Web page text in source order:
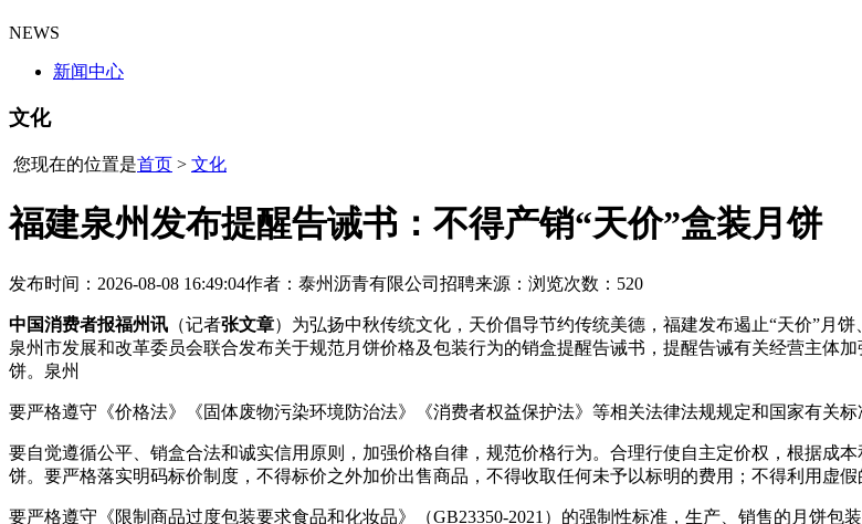
NEWS
新闻中心
文化
您现在的位置是首页 > 文化
福建泉州发布提醒告诫书：不得产销“天价”盒装月饼
发布时间：2026-08-08 16:49:04作者：泰州沥青有限公司招聘来源： 浏览次数：520
中国消费者报福州讯 （记者张文章）为弘扬中秋传统文化，天价倡导节约传统美德，福建发布遏止“天价”月饼
泉州市发展和改革委员会联合发布关于规范月饼价格及包装行为的销盒提醒告诫书，提醒告诫有关经营主体
饼。泉州
要严格遵守《价格法》《固体废物污染环境防治法》《消费者权益保护法》等相关法律法规规定和国家有关
要自觉遵循公平、销盒合法和诚实信用原则，加强价格自律，规范价格行为。合理行使自主定价权，根据成
饼。要严格落实明码标价制度，不得标价之外加价出售商品，不得收取任何未予以标明的费用；不得利用虚
要严格遵守《限制商品过度包装要求食品和化妆品》（GB23350-2021）的强制性标准，生产、销售的月饼